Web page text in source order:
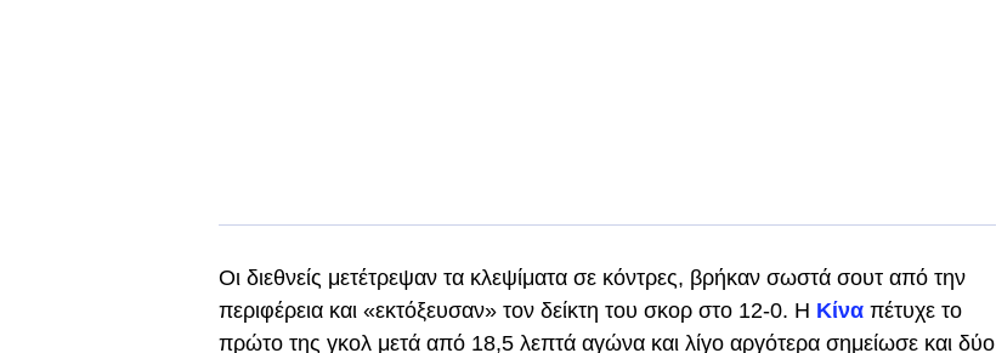
Οι διεθνείς μετέτρεψαν τα κλεψίματα σε κόντρες, βρήκαν σωστά σουτ από την
περιφέρεια και «εκτόξευσαν» τον δείκτη του σκορ στο 12-0. Η Κίναπέτυχε το
πρώτο της γκολ μετά από 18,5 λεπτά αγώνα και λίγο αργότερα σημείωσε και δύο